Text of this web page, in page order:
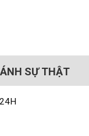
SỰ THẬT